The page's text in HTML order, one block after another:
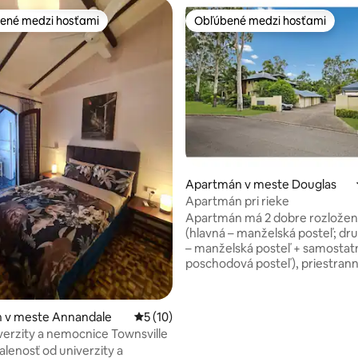
4,96 z 5, počet hodnotení: 49
medzi hosťami
medzi hosťami
meste Annandale Priemerné ohodnotenie 5 z 5, počet
5 (10)
a nemocnice Townsville
od univerzity a
Obľúbené medzi hosťami
Obľúbené medzi hosťami
Apartmán v meste Douglas
Apartmán pri rieke
Apartmán má 2 dobre
(hlavná – manželská posteľ;
– manželská posteľ +
poschodová posteľ),